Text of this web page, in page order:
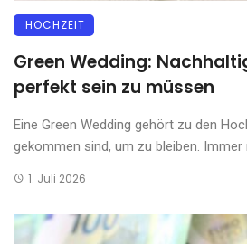
HOCHZEIT
Green Wedding:
perfekt sein zu müssen
Eine Green Wedding gehört zu den
gekommen sind, um zu bleiben. Immer
1. Juli 2026